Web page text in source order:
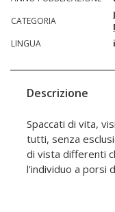
CATEGORIA
LINGUA
Descrizione
Spaccati di vita,
tutti, senza
di vista differenti
l'individuo a porsi